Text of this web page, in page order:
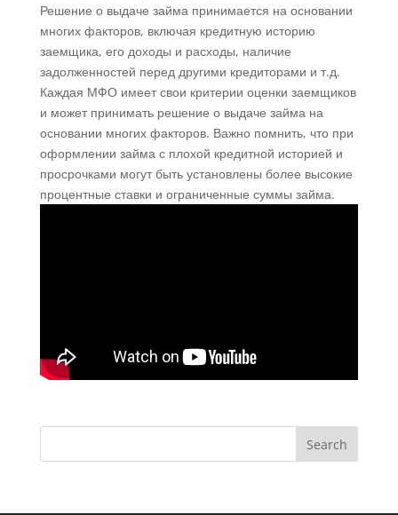
Решение о выдаче займа принимается на основании
многих факторов, включая кредитную историю
заемщика, его доходы и расходы, наличие
задолженностей перед другими кредиторами и т.д.
Каждая МФО имеет свои критерии оценки заемщиков
и может принимать решение о выдаче займа на
основании многих факторов. Важно помнить, что при
оформлении займа с плохой кредитной историей и
просрочками могут быть установлены более высокие
процентные ставки и ограниченные суммы займа.
Search